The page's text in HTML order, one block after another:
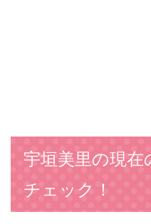
宇垣美里の現
チェック！